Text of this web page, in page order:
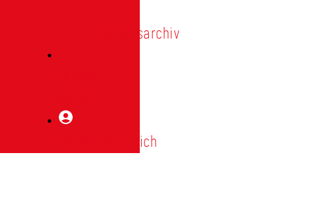
Vereinsarchiv
Mitgliederbereich